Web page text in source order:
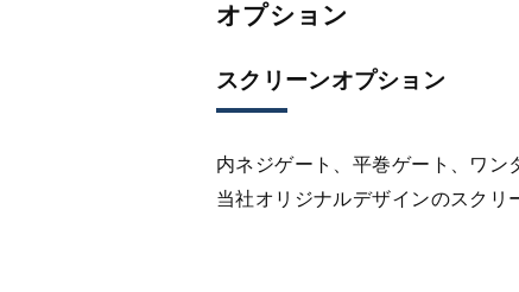
オプション
スクリーンオプション
内ネジゲート、平巻ゲート、ワン
当社オリジナルデザインのスクリ